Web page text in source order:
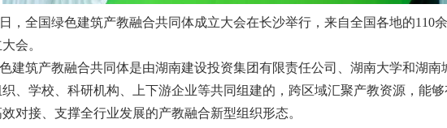
，全国绿色建筑产教融合共同体成立大会在长沙举行，来自全国各地的110
会。
建筑产教融合共同体是由湖南建设投资集团有限责任公司、湖南大学和湖南
、学校、科研机构、上下游企业等共同组建的，跨区域汇聚产教资源，能
对接、支撑全行业发展的产教融合新型组织形态。